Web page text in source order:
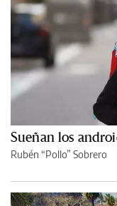
Sueñan los
Rubén “Pollo” Sobrero